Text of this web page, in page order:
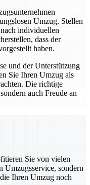
Umzug. Stellen
individuellen
dass der
haben.
und der Unterstützung
Sie Ihren Umzug als
Die richtige
auch Freude an
Sie von vielen
Umzugsservice, sondern
Ihren Umzug noch